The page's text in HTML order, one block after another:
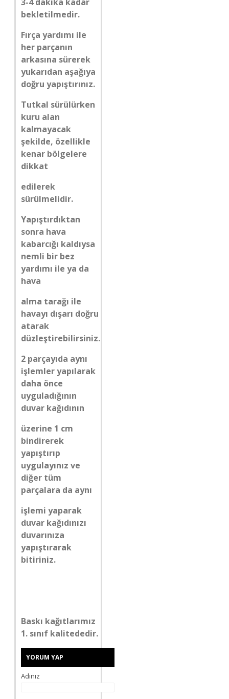
bekletilmedir.
Fırça yardımı ile
her parçanın
arkasına sürerek
yukarıdan aşağıya
doğru yapıştırınız.
Tutkal sürülürken
kuru alan
kalmayacak
şekilde, özellikle
kenar bölgelere
dikkat
edilerek
sürülmelidir.
Yapıştırdıktan
sonra hava
kabarcığı kaldıysa
nemli bir bez
yardımı ile ya da
hava
alma tarağı ile
havayı dışarı doğru
atarak
düzleştirebilirsiniz.
2 parçayıda aynı
işlemler yapılarak
daha önce
uyguladığının
duvar kağıdının
üzerine 1 cm
bindirerek
yapıştırıp
uygulayınız ve
diğer tüm
parçalara da aynı
işlemi yaparak
duvar kağıdınızı
duvarınıza
yapıştırarak
bitiriniz.
Baskı kağıtlarımız
1. sınıf kalitededir.
YORUM YAP
Adınız